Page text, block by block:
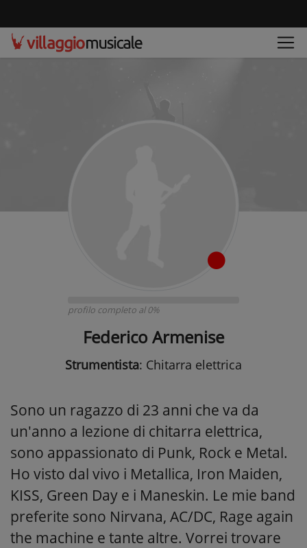
profilo completo al 0%
Federico Armenise
Strumentista: Chitarra elettrica
Sono un ragazzo di 23 anni che va da
un'anno a lezione di chitarra elettrica,
sono appassionato di Punk, Rock e Metal.
Ho visto dal vivo i Metallica, Iron Maiden,
KISS, Green Day e i Maneskin. Le mie band
preferite sono Nirvana, AC/DC, Rage again
the machine e tante altre. Vorrei trovare